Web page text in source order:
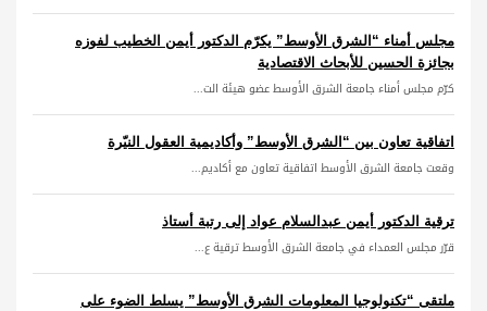
مجلس أمناء “الشرق الأوسط” يكرّم الدكتور أيمن الخطيب لفوزه
بجائزة الحسين للأبحاث الاقتصادية
كرّم مجلس أمناء جامعة الشرق الأوسط عضو هيئة الت...
اتفاقية تعاون بين “الشرق الأوسط” وأكاديمية العقول النيّرة
وقعت جامعة الشرق الأوسط اتفاقية تعاون مع أكاديم...
ترقية الدكتور أيمن عبدالسلام عواد إلى رتبة أستاذ
قرّر مجلس العمداء في جامعة الشرق الأوسط ترقية ع...
ملتقى “تكنولوجيا المعلومات الشرق الأوسط” يسلط الضوء على